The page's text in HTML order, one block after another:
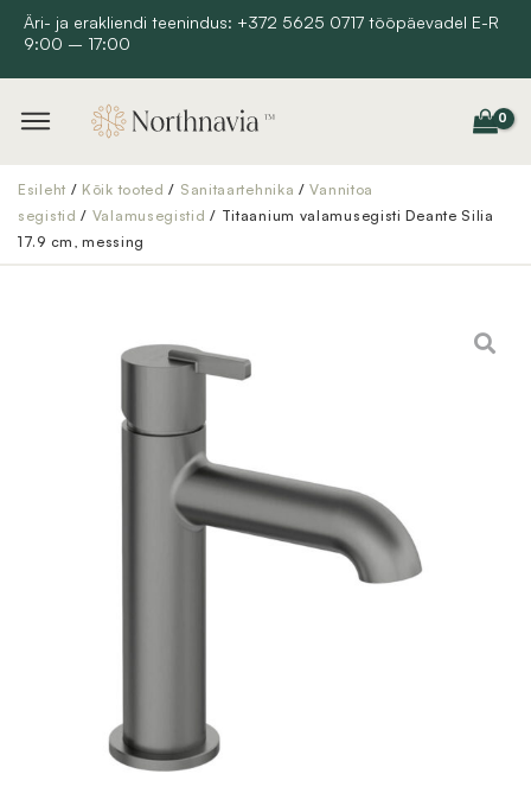
Skip
content
Äri- ja erakliendi teenindus: +372 5625 0717 tööpäevadel E-R
9:00 – 17:00
Esileht / Kõik tooted / Sanitaartehnika /Vannitoa
segistid / Valamusegistid / Titaanium valamusegisti Deante Silia
17.9 cm, messing